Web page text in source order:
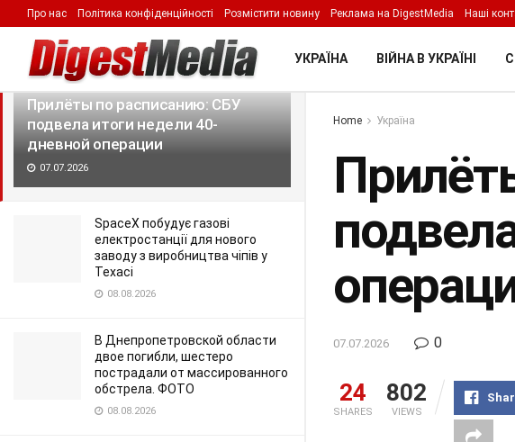
LATEST TRENDING Filter
Прилёты по расписанию: СБУ
подвела итоги недели 40-
дневной операции
07.07.2026
SpaceX побудує газові
електростанції для нового
заводу з виробництва чіпів у
Техасі
08.08.2026
В Днепропетровской области
двое погибли, шестеро
пострадали от массированного
обстрела. ФОТО
08.08.2026
Про нас Політика конфіденційності Розмістити новину Реклама на DigestMedia Наші
УКРАЇНА ВІЙНА В УКРАЇНІ
Home Україна
07.07.2026 0
24
SHARES
802
VIEWS